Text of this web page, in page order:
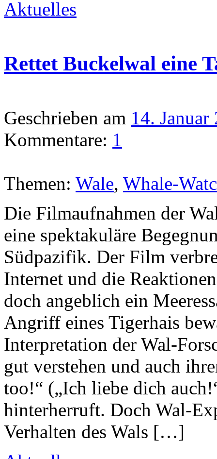
Aktuelles
Rettet Buckelwal eine
Geschrieben am 14. Januar
Kommentare: 1
Themen: Wale, Whale-
Die Filmaufnahmen der
eine spektakuläre
Südpazifik. Der Film
Internet und die
doch angeblich ein
Angriff eines Tigerhais
Interpretation der Wal-
gut verstehen und auch
too!“ („Ich liebe dich
hinterherruft. Doch Wal-
Verhalten des Wals […]